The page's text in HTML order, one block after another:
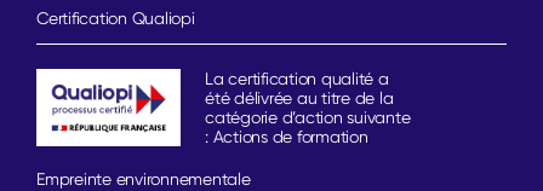
Certification Qualiopi
La certification qualité a
été délivrée au titre de la
catégorie d’action suivante
: Actions de formation
Empreinte environnementale